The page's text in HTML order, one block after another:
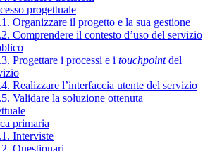
progettuale
Organizzare il progetto e la sua gestione
Comprendere il contesto d’uso del servizio
Progettare i processi e i touchpointdel
Realizzare l’interfaccia utente del servizio
Validare la soluzione ottenuta
primaria
Interviste
Questionari